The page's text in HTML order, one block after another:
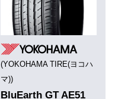
(YOKOHAMA TIRE(ヨコハ
マ))
BluEarth GT AE51